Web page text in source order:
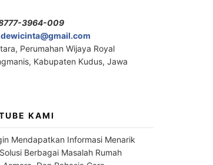
3964-009
Perumahan Wijaya Royal
Kabupaten Kudus, Jawa
KAMI
Mendapatkan Informasi Menarik
Berbagai Masalah Rumah